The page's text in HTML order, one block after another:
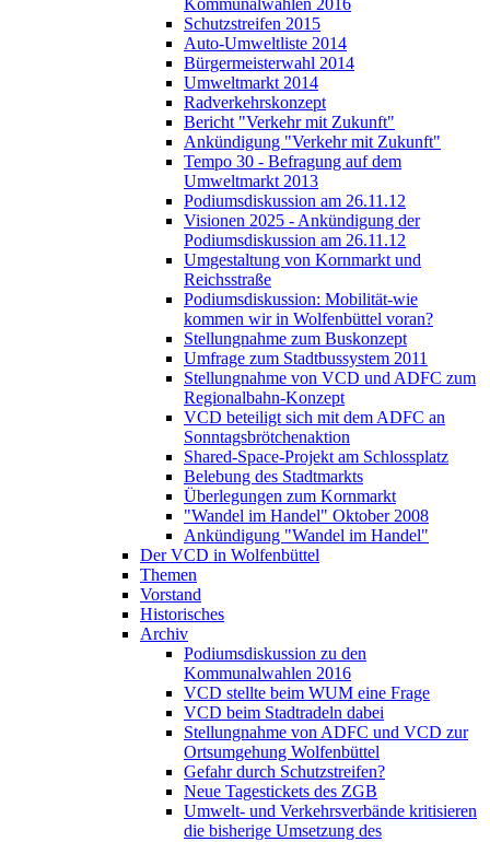
Kommunalwahlen 2016
Schutzstreifen 2015
Auto-Umweltliste 2014
Bürgermeisterwahl 2014
Umweltmarkt 2014
Radverkehrskonzept
Bericht "Verkehr mit Zukunft"
Ankündigung "Verkehr mit Zukunft"
Tempo 30 - Befragung auf dem
Umweltmarkt 2013
Podiumsdiskussion am 26.11.12
Visionen 2025 - Ankündigung der
Podiumsdiskussion am 26.11.12
Umgestaltung von Kornmarkt und
Reichsstraße
Podiumsdiskussion: Mobilität-wie
kommen wir in Wolfenbüttel voran?
Stellungnahme zum Buskonzept
Umfrage zum Stadtbussystem 2011
Stellungnahme von VCD und ADFC zum
Regionalbahn-Konzept
VCD beteiligt sich mit dem ADFC an
Sonntagsbrötchenaktion
Shared-Space-Projekt am Schlossplatz
Belebung des Stadtmarkts
Überlegungen zum Kornmarkt
"Wandel im Handel" Oktober 2008
Ankündigung "Wandel im Handel"
Der VCD in Wolfenbüttel
Themen
Vorstand
Historisches
Archiv
Podiumsdiskussion zu den
Kommunalwahlen 2016
VCD stellte beim WUM eine Frage
VCD beim Stadtradeln dabei
Stellungnahme von ADFC und VCD zur
Ortsumgehung Wolfenbüttel
Gefahr durch Schutzstreifen?
Neue Tagestickets des ZGB
Umwelt- und Verkehrsverbände kritisieren
die bisherige Umsetzung des